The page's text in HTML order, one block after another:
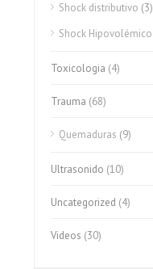
Shock distributivo (3)
Shock Hipovolémico
Toxicologia (4)
Trauma (68)
Quemaduras (9)
Ultrasonido (10)
Uncategorized (4)
Videos (30)